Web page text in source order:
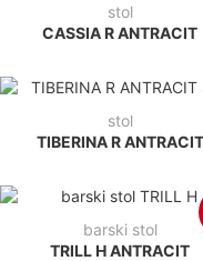
stol
CASSIA R ANTRACIT
stol
TIBERINA R ANTRACIT
barski stol
TRILL H ANTRACIT